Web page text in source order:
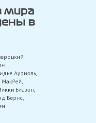
мира
в
Ауриоль,
МакРей,
Биазон,
Бернс,